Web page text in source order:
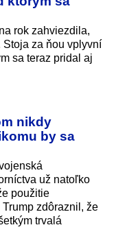
rok zahviezdila,
Stoja za ňou vplyvní
sa teraz pridal aj
nikdy
by sa
už natoľko
použitie
zdôraznil, že
trvalá